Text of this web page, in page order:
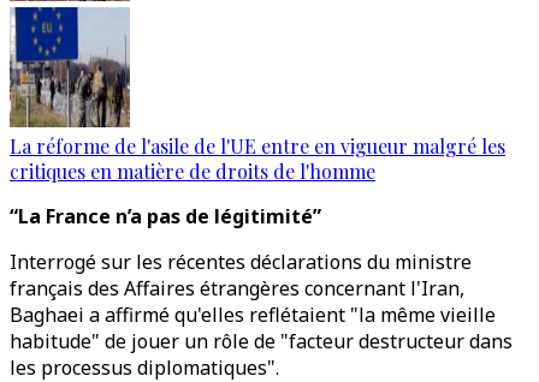
La réforme de l'asile de l'UE entre en vigueur malgré les
critiques en matière de droits de l'homme
“La France n’a pas de légitimité”
Interrogé sur les récentes déclarations du ministre
français des Affaires étrangères concernant l'Iran,
Baghaei a affirmé qu'elles reflétaient "la même vieille
habitude" de jouer un rôle de "facteur destructeur dans
les processus diplomatiques".